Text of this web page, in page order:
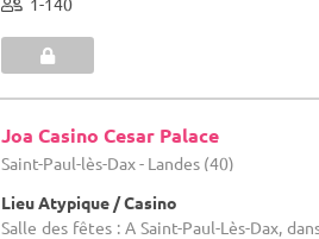
Joa Casino Cesar Palace
Saint-Paul-lès-Dax - Landes (40)
Lieu Atypique / Casino
Salle des fêtes : A Saint-Paul-Lès-Dax,